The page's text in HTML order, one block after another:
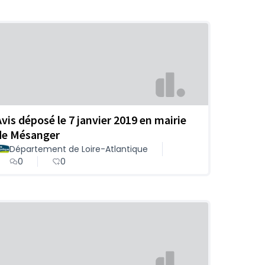
déposé le 7 janvier 2019 en mairie
Mésanger
Département de Loire-Atlantique
0
0